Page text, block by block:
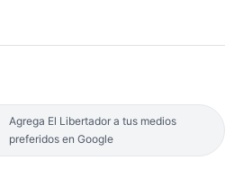
Agrega El Libertador a tus medios
preferidos en Google